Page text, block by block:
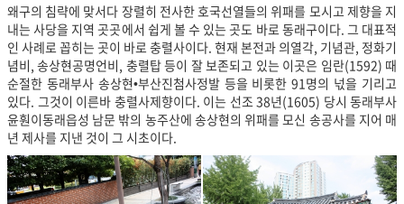
왜구의 침략에 맞서다 장렬히 전사한 호국선열들의 위패를 모시고 제향을 지
내는 사당을 지역 곳곳에서 쉽게 볼 수 있는 곳도 바로 동래구이다. 그 대표적
인 사례로 꼽히는 곳이 바로 충렬사이다. 현재 본전과 의열각, 기념관, 정화기
념비, 송상현공명언비, 충렬탑 등이 잘 보존되고 있는 이곳은 임란(1592) 때
순절한 동래부사 송상현•부산진첨사정발 등을 비롯한 91명의 넋을 기리고
있다. 그것이 이른바 충렬사제향이다. 이는 선조 38년(1605) 당시 동래부사
윤훤이동래읍성 남문 밖의 농주산에 송상현의 위패를 모신 송공사를 지어 매
년 제사를 지낸 것이 그 시초이다.